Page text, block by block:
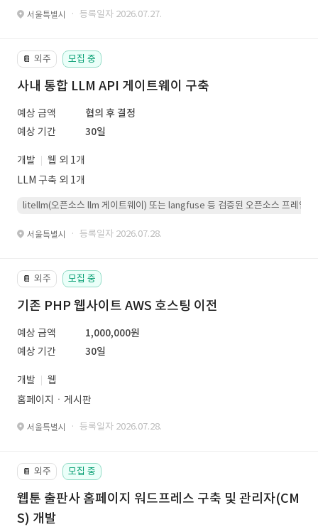
서울특별시 · 등록일자 2026.07.27.
📔 외주 모집 중
사내 통합 LLM API 게이트웨이 구축
예상 금액
협의 후 결정
예상 기간
30일
개발
웹 외 1개
LLM 구축 외 1개
litellm(오픈소스 llm 게이트웨이) 또는 langfuse 등 검증된 오픈소스 프레임워
서울특별시 · 등록일자 2026.07.28.
📔 외주 모집 중
기존 PHP 웹사이트 AWS 호스팅 이전
예상 금액
1,000,000원
예상 기간
30일
개발
웹
홈페이지ㆍ게시판
서울특별시 · 등록일자 2026.07.28.
📔 외주 모집 중
웹툰 출판사 홈페이지 워드프레스 구축 및 관리자(CM
S) 개발